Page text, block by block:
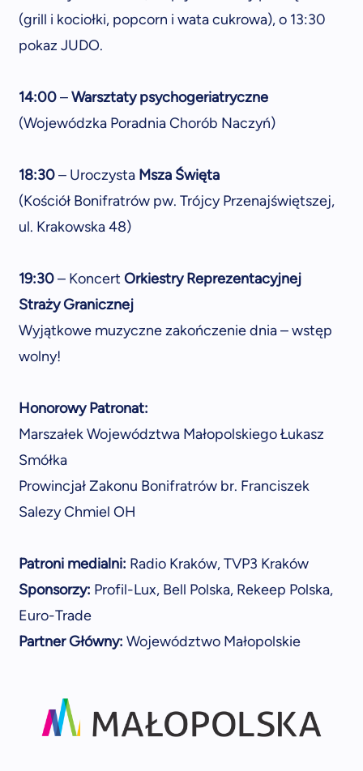
(grill i kociołki, popcorn i wata cukrowa), o 13:30
pokaz JUDO.
14:00–Warsztaty psychogeriatryczne
(Wojewódzka Poradnia Chorób Naczyń)
18:30– Uroczysta Msza Święta
(Kościół Bonifratrów pw. Trójcy Przenajświętszej,
ul. Krakowska 48)
19:30– Koncert Orkiestry Reprezentacyjnej
Straży Granicznej
Wyjątkowe muzyczne zakończenie dnia – wstęp
wolny!
Honorowy Patronat:
Marszałek Województwa Małopolskiego Łukasz
Smółka
Prowincjał Zakonu Bonifratrów br. Franciszek
Salezy Chmiel OH
Patroni medialni: Radio Kraków, TVP3 Kraków
Sponsorzy: Profil-Lux, Bell Polska, Rekeep Polska,
Euro-Trade
Partner Główny: Województwo Małopolskie